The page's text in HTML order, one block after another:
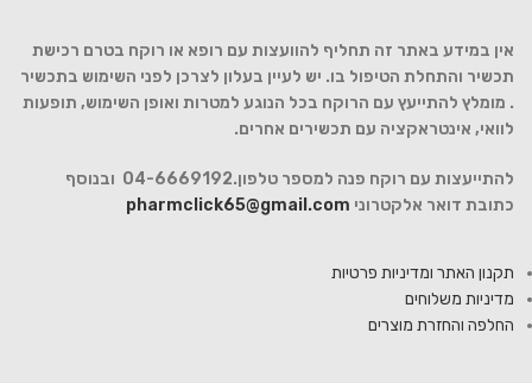
אין במידע באתר זה תחליף להוועצות עם רופא או רוקח בטרם רכישת
תכשיר והתחלת הטיפול בו. יש לעיין בעלון לצרכן לפני השימוש בתכשיר
. מומלץ להתייעץ עם הרוקח בכל הנוגע למטרות ואופן השימוש, תופעות
לוואי, אינטראקציה עם תכשירים אחרים.
להתייעצות עם רוקח פנה למספר טלפון.04-6669192 ובנוסף
כתובת דואר אלקטרוני pharmclick65@gmail.com
תקנון האתר ומדיניות פרטיות
מדיניות משלוחים
החלפה והחזרת מוצרים